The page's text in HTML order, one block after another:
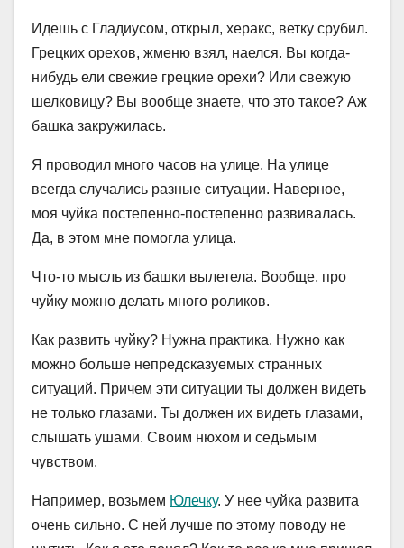
Идешь с Гладиусом, открыл, херакс, ветку срубил.
Грецких орехов, жменю взял, наелся. Вы когда-
нибудь ели свежие грецкие орехи? Или свежую
шелковицу? Вы вообще знаете, что это такое? Аж
башка закружилась.
Я проводил много часов на улице. На улице
всегда случались разные ситуации. Наверное,
моя чуйка постепенно-постепенно развивалась.
Да, в этом мне помогла улица.
Что-то мысль из башки вылетела. Вообще, про
чуйку можно делать много роликов.
Как развить чуйку? Нужна практика. Нужно как
можно больше непредсказуемых странных
ситуаций. Причем эти ситуации ты должен видеть
не только глазами. Ты должен их видеть глазами,
слышать ушами. Своим нюхом и седьмым
чувством.
Например, возьмем Юлечку. У нее чуйка развита
очень сильно. С ней лучше по этому поводу не